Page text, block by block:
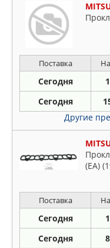
Поставка
Сегодня
Сегодня
Другие
(EA)
Поставка
Сегодня
Сегодня